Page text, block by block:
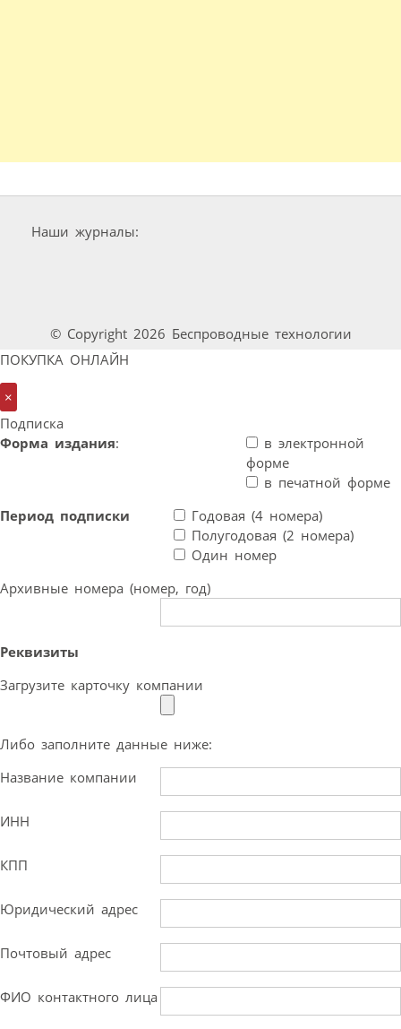
Наши журналы:
© Copyright 2026 Беспроводные технологии
ПОКУПКА ОНЛАЙН
×
Подписка
Форма издания:
в электронной
форме
в печатной форме
Период подписки
Годовая (4 номера)
Полугодовая (2 номера)
Один номер
Архивные номера (номер, год)
Реквизиты
Загрузите карточку компании
Либо заполните данные ниже:
Название компании
ИНН
КПП
Юридический адрес
Почтовый адрес
ФИО контактного лица